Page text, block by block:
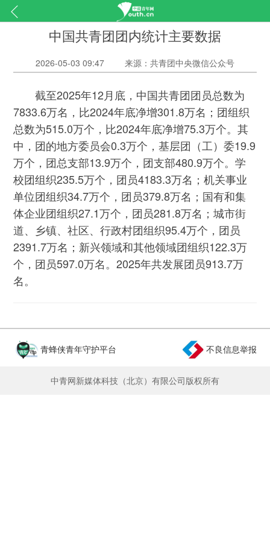
中国共青团团内统计主要数据
2026-05-03 09:47 来源：共青团中央微信公众号
截至2025年12月底，中国共青团团员总数为
7833.6万名，比2024年底净增301.8万名；团组织
总数为515.0万个，比2024年底净增75.3万个。其
中，团的地方委员会0.3万个，基层团（工）委19.9
万个，团总支部13.9万个，团支部480.9万个。学
校团组织235.5万个，团员4183.3万名；机关事业
单位团组织34.7万个，团员379.8万名；国有和集
体企业团组织27.1万个，团员281.8万名；城市街
道、乡镇、社区、行政村团组织95.4万个，团员
2391.7万名；新兴领域和其他领域团组织122.3万
个，团员597.0万名。2025年共发展团员913.7万
名。
青蜂侠青年守护平台 不良信息举报
中青网新媒体科技（北京）有限公司版权所有